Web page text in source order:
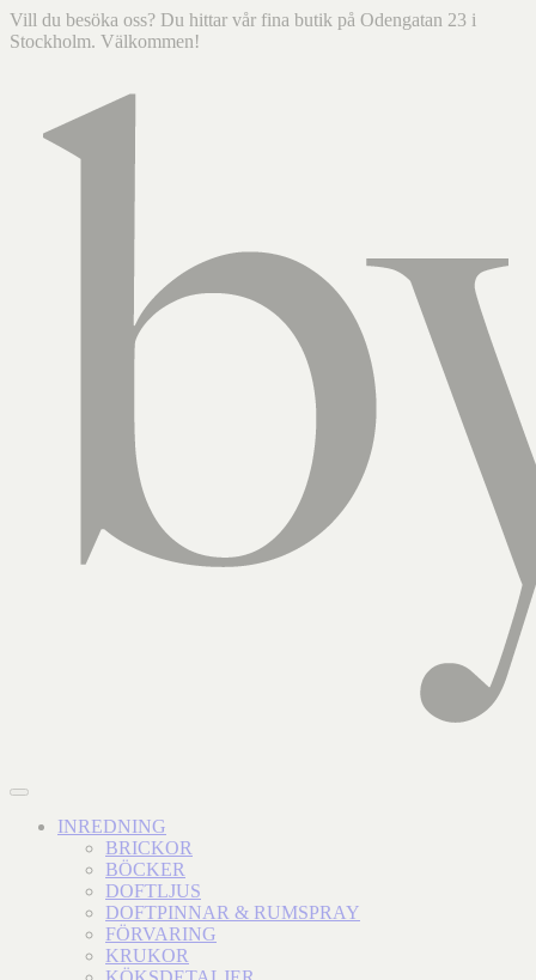
Vill du besöka oss? Du hittar vår fina butik på Odengatan 23 i
Stockholm. Välkommen!
INREDNING
BRICKOR
BÖCKER
DOFTLJUS
DOFTPINNAR & RUMSPRAY
FÖRVARING
KRUKOR